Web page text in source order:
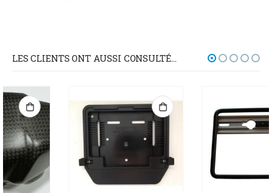
LES CLIENTS ONT AUSSI CONSULTÉ…